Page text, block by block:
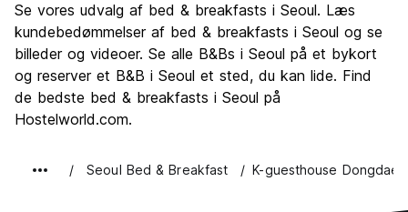
Kultur
9.2
Fester
9.0
Værdi for pengene
8.5
Se vores udvalg af bed & breakfasts i Seoul. Læs
kundebedømmelser af bed & breakfasts i Seoul og se
billeder og videoer. Se alle B&Bs i Seoul på et bykort
og reserver et B&B i Seoul et sted, du kan lide. Find
de bedste bed & breakfasts i Seoul på
Hostelworld.com.
Seoul Bed & Breakfast K-guesthouse